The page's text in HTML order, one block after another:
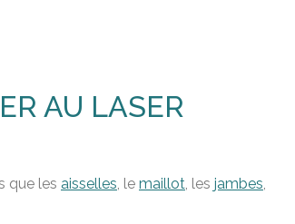
AU LASER
que les aisselles, le maillot, les jambes,